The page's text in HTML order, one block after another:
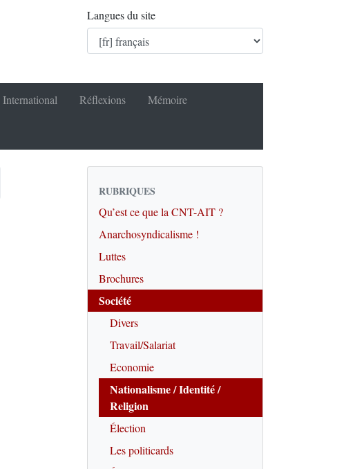
Langues du site
International Réflexions Mémoire
RUBRIQUES
Qu’est ce que la CNT-AIT ?
Anarchosyndicalisme !
Luttes
Brochures
Société
Divers
Travail/Salariat
Economie
Nationalisme / Identité /
Religion
Élection
Les politicards